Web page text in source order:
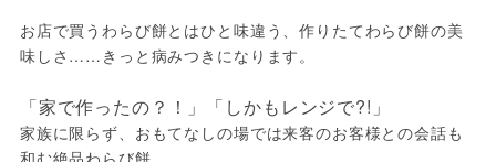
お店で買うわらび餅とはひと味違う、作りたてわらび餅の美
味しさ……きっと病みつきになります。
家族に限らず、おもてなしの場では来客のお客様との会話も
和む絶品わらび餅。